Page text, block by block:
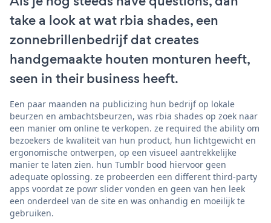
take a look at wat rbia shades, een
zonnebrillenbedrijf dat creates
handgemaakte houten monturen heeft,
seen in their business heeft.
Een paar maanden na publicizing hun bedrijf op lokale
beurzen en ambachtsbeurzen, was rbia shades op zoek naar
een manier om online te verkopen. ze required the ability om
bezoekers de kwaliteit van hun product, hun lichtgewicht en
ergonomische ontwerpen, op een visueel aantrekkelijke
manier te laten zien. hun Tumblr bood hiervoor geen
adequate oplossing. ze probeerden een different third-party
apps voordat ze powr slider vonden en geen van hen leek
een onderdeel van de site en was onhandig en moeilijk te
gebruiken.